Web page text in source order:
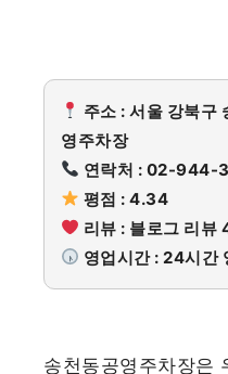
주소 : 서울 강북구
영주차장
연락처 : 02-944-
평점 : 4.34
리뷰 : 블로그 리뷰
영업시간 : 24시간
송천동공영주차장은